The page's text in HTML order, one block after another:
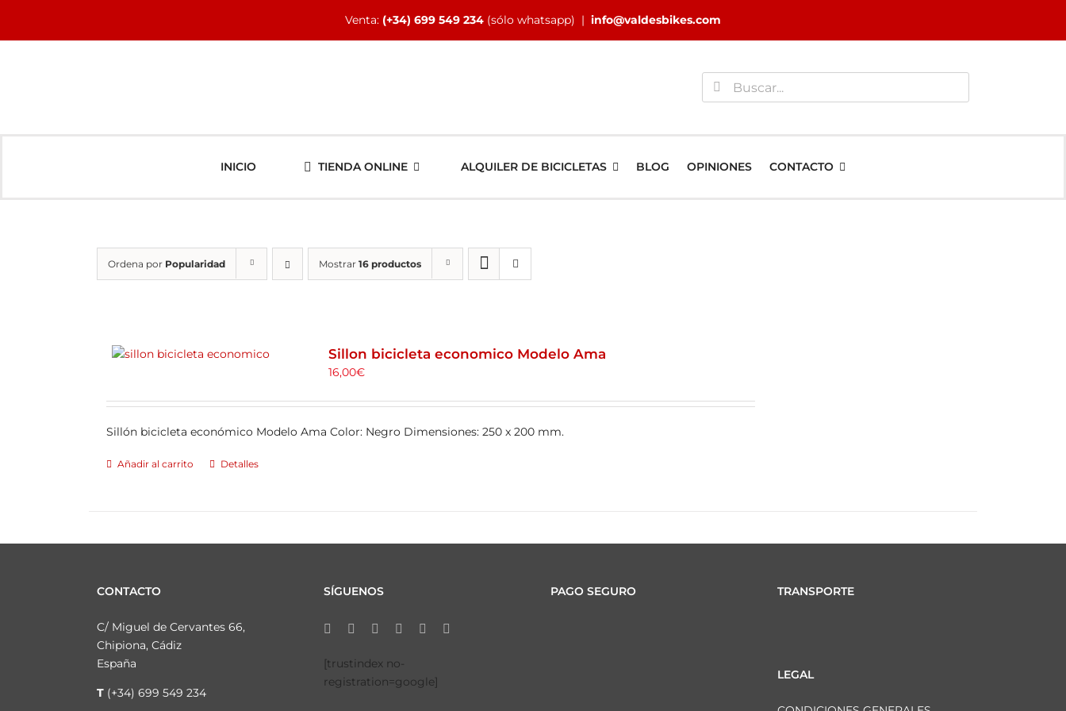
contenido
Venta: (+34) 699 549 234 (sólo whatsapp) | info@valdesbikes.com
Buscar:
INICIO TIENDA ONLINE ALQUILER DE BICICLETAS BLOG OPINIONES CONTACTO
Ordena por Popularidad Mostrar 16 productos
Sillon bicicleta economico Modelo Ama
16,00€
Sillón bicicleta económico Modelo Ama Color: Negro Dimensiones: 250 x 200 mm.
Añadir al carrito Detalles
CONTACTO
C/ Miguel de Cervantes 66,
Chipiona, Cádiz
España
T (+34) 699 549 234
SÍGUENOS
[trustindex no-
registration=google]
PAGO SEGURO TRANSPORTE
LEGAL